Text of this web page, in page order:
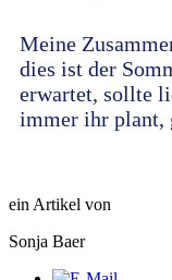
Meine
dies ist der
erwartet, sollte
immer ihr plant,
ein Artikel von
Sonja Baer